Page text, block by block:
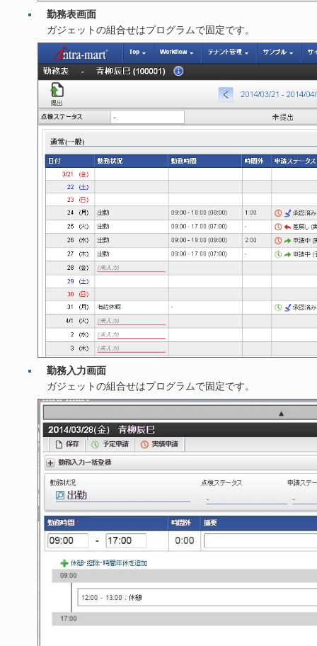
勤務表画面
ガジェットの組合せはプログラムで固定です。
勤務入力画面
ガジェットの組合せはプログラムで固定です。